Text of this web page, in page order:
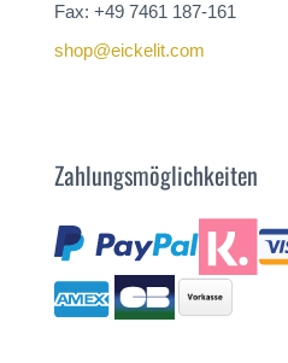
Fax: +49 7461 187-161
shop@eickelit.com
Zahlungsmöglichkeiten